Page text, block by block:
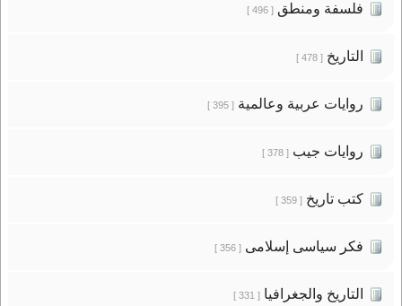
فلسفة ومنطق[ 496 ]
التاريخ[ 478 ]
روايات عربية وعالمية[ 395 ]
روايات جيب[ 378 ]
كتب تاريخ[ 359 ]
فكر سياسى إسلامى[ 356 ]
التاريخ والجغرافيا[ 331 ]